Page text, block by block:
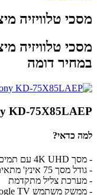
מסכי טלוויזיה
מסכי טלוויזיה
במחיר דומה
KD-75X85LAEP
למה כדאי?
- מסך 4K UHD עם תמיכה ב-HDR
- גודל מסך 75 אינץ' מתאים לחללים גדולים
- מערכת צליל מתקדמת
- ממשק משתמש Google TV נוח ואינטואיטיבי